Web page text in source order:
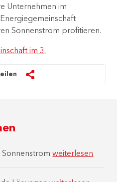
Unternehmen im
Sonnenstrom profitieren.
im 3.
Sonnenstromweiterlesen